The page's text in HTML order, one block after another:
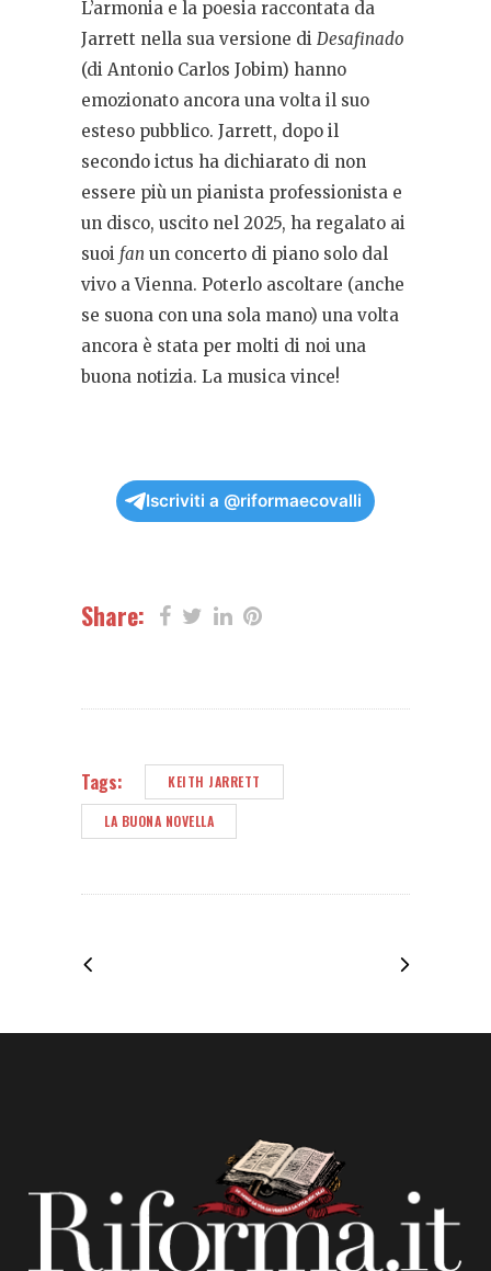
L’armonia e la poesia raccontata da
Jarrett nella sua versione di Desafinado
(di Antonio Carlos Jobim) hanno
emozionato ancora una volta il suo
esteso pubblico. Jarrett, dopo il
secondo ictus ha dichiarato di non
essere più un pianista professionista e
un disco, uscito nel 2025, ha regalato ai
suoi fan un concerto di piano solo dal
vivo a Vienna. Poterlo ascoltare (anche
se suona con una sola mano) una volta
ancora è stata per molti di noi una
buona notizia. La musica vince!
Iscriviti a @riformaecovalli
Share:
Tags: KEITH JARRETT
LA BUONA NOVELLA